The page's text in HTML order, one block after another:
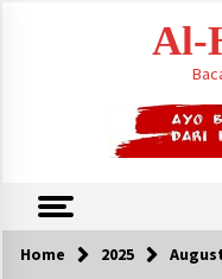
Al-
Trending
Home 2025